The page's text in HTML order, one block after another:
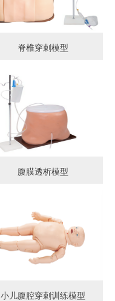
脊椎穿刺模型
腹膜透析模型
小儿腹腔穿刺训练模型